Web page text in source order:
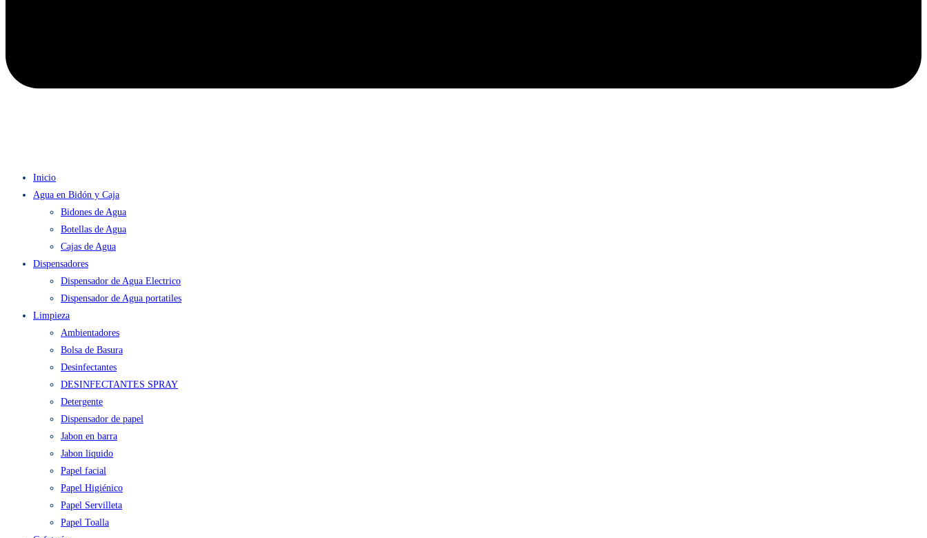
Inicio
Agua en Bidón y Caja
Bidones de Agua
Botellas de Agua
Cajas de Agua
Dispensadores
Dispensador de Agua Electrico
Dispensador de Agua portatiles
Limpieza
Ambientadores
Bolsa de Basura
Desinfectantes
DESINFECTANTES SPRAY
Detergente
Dispensador de papel
Jabon en barra
Jabon liquido
Papel facial
Papel Higiénico
Papel Servilleta
Papel Toalla